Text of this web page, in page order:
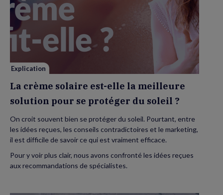
est-
elle
la
meilleure
solution
protéger
soleil
Explication
La crème solaire est-elle la meilleure
solution pour se protéger du soleil ?
On croit souvent bien se protéger du soleil. Pourtant, entre
les idées reçues, les conseils contradictoires et le marketing,
il est difficile de savoir ce qui est vraiment efficace.
Pour y voir plus clair, nous avons confronté les idées reçues
aux recommandations de spécialistes.